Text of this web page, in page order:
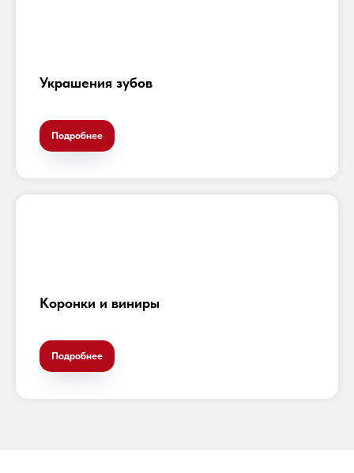
Украшения зубов
Подробнее
Коронки и виниры
Подробнее